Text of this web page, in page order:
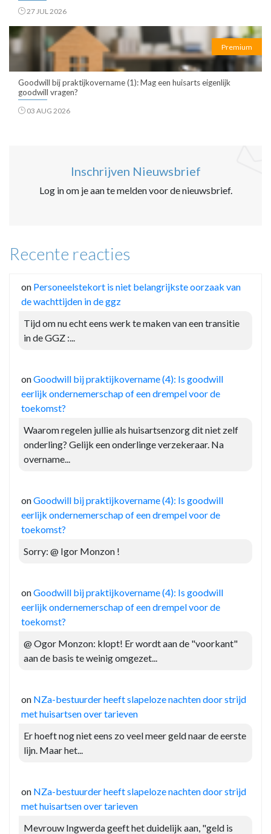
27 JUL 2026
Premium
Goodwill bij praktijkovername (1): Mag een huisarts eigenlijk
goodwill vragen?
03 AUG 2026
Inschrijven Nieuwsbrief
Log in om je aan te melden voor de nieuwsbrief.
Recente reacties
on Personeelstekort is niet belangrijkste oorzaak van
de wachttijden in de ggz
Tijd om nu echt eens werk te maken van een transitie
in de GGZ :...
onGoodwill bij praktijkovername (4): Is goodwill
eerlijk ondernemerschap of een drempel voor de
toekomst?
Waarom regelen jullie als huisartsenzorg dit niet zelf
onderling? Gelijk een onderlinge verzekeraar. Na
overname...
onGoodwill bij praktijkovername (4): Is goodwill
eerlijk ondernemerschap of een drempel voor de
toekomst?
Sorry: @ Igor Monzon !
onGoodwill bij praktijkovername (4): Is goodwill
eerlijk ondernemerschap of een drempel voor de
toekomst?
@ Ogor Monzon: klopt! Er wordt aan de "voorkant"
aan de basis te weinig omgezet...
on NZa-bestuurder heeft slapeloze nachten door strijd
met huisartsen over tarieven
Er hoeft nog niet eens zo veel meer geld naar de eerste
lijn. Maar het...
on NZa-bestuurder heeft slapeloze nachten door strijd
met huisartsen over tarieven
Mevrouw Ingwerda geeft het duidelijk aan, "geld is